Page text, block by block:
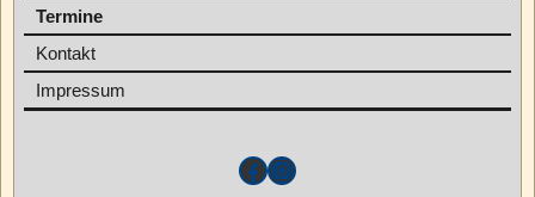
Termine
Kontakt
Impressum